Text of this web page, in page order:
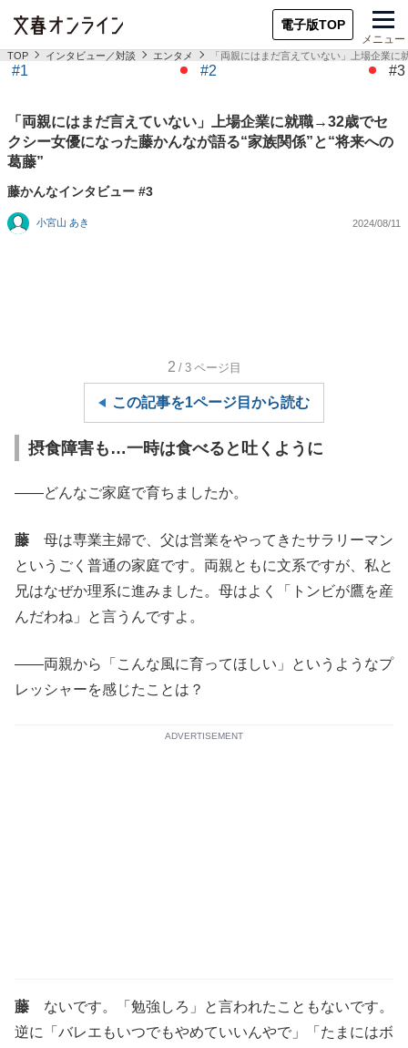
電子版TOP
メニュー
TOP インタビュー／対談 エンタメ 「両親にはまだ言えていない」上場企業
#1 #2 #3
「両親にはまだ言えていない」上場企業に就職→32歳でセ
クシー女優になった藤かんなが語る“家族関係”と“将来への
葛藤”
藤かんなインタビュー #3
小宮山 あき 2024/08/11
2 /3 ページ目
この記事を1ページ目から読む
摂食障害も…一時は食べると吐くように
――どんなご家庭で育ちましたか。
藤 母は専業主婦で、父は営業をやってきたサラリーマン
というごく普通の家庭です。両親ともに文系ですが、私と
兄はなぜか理系に進みました。母はよく「トンビが鷹を産
んだわね」と言うんですよ。
――両親から「こんな風に育ってほしい」というようなプ
レッシャーを感じたことは？
ADVERTISEMENT
藤 ないです。「勉強しろ」と言われたこともないです。
逆に「バレエもいつでもやめていいんやで」「たまにはボ